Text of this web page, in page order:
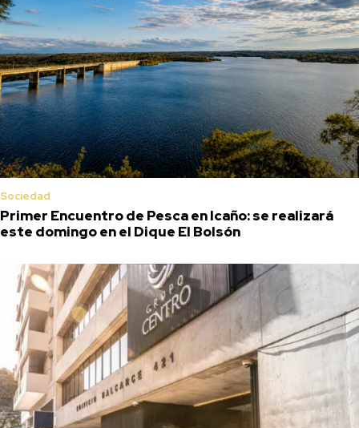
Sociedad
Primer Encuentro de Pesca en Icaño: se realizará
este domingo en el Dique El Bolsón